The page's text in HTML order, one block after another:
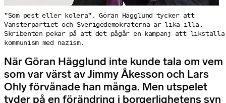
”Som pest eller kolera”. Göran Hägglund tycker att
Vänsterpartiet och Sverigedemokraterna är lika illa.
Skribenten pekar på att det pågår en kampanj att likställa
kommunism med nazism.
När Göran Hägglund inte kunde tala om vem
som var värst av Jimmy Åkesson och Lars
Ohly förvånade han många. Men utspelet
tyder på en förändring i borgerlighetens syn